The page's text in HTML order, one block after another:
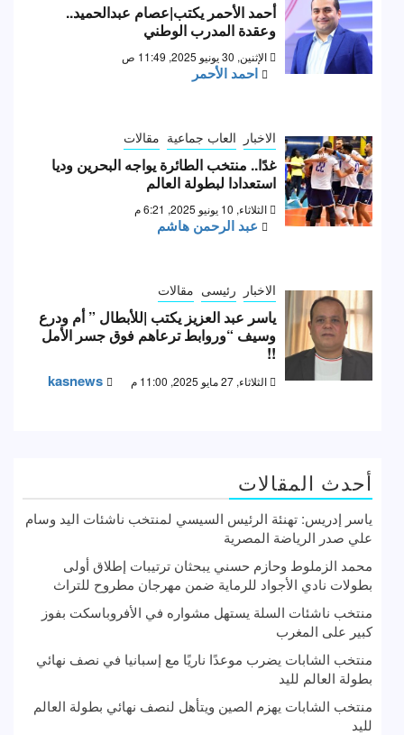
أحمد الأحمر يكتب|عصام عبدالحميد..
وعقدة المدرب الوطني
الإثنين, 30 يونيو 2025, 11:49 ص
احمد الأحمر
الاخبار العاب جماعية مقالات
غدًا.. منتخب الطائرة يواجه البحرين وديا
استعدادا لبطولة العالم
الثلاثاء, 10 يونيو 2025, 6:21 م
عبد الرحمن هاشم
الاخبار رئيسى مقالات
ياسر عبد العزيز يكتب |للأبطال ” أم ودرع
وسيف “وروابط ترعاهم فوق جسر الأمل
!!
الثلاثاء, 27 مايو 2025, 11:00 م kasnews
أحدث المقالات
ياسر إدريس: تهنئة الرئيس السيسي لمنتخب ناشئات اليد وسام
علي صدر الرياضة المصرية
محمد الزملوط وحازم حسني يبحثان ترتيبات إطلاق أولى
بطولات نادي الأجواد للرماية ضمن مهرجان مطروح للتراث
منتخب ناشئات السلة يستهل مشواره في الأفروباسكت بفوز
كبير على المغرب
منتخب الشابات يضرب موعدًا ناريًا مع إسبانيا في نصف نهائي
بطولة العالم لليد
منتخب الشابات يهزم الصين ويتأهل لنصف نهائي بطولة العالم
لليد